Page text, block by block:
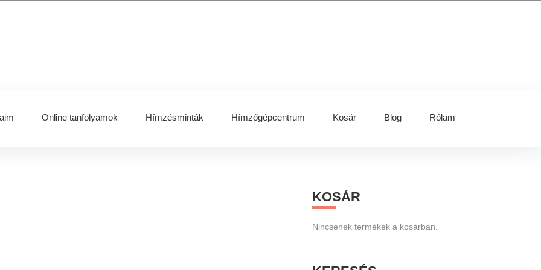
Online tanfolyamok Hímzésminták Hímzőgépcentrum Kosár Blog Rólam
Primary
Sidebar
KOSÁR
Nincsenek termékek a kosárban.